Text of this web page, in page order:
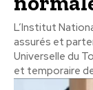
L’Institut
assurés et
Universelle du
et temporaire